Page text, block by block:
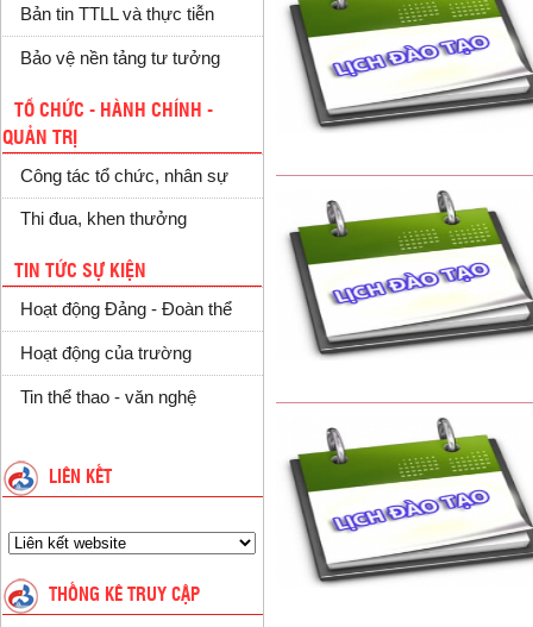
Bản tin TTLL và thực tiễn
Bảo vệ nền tảng tư tưởng
TỔ CHỨC - HÀNH CHÍNH -
QUẢN TRỊ
Công tác tổ chức, nhân sự
Thi đua, khen thưởng
TIN TỨC SỰ KIỆN
Hoạt động Đảng - Đoàn thể
Hoạt động của trường
Tin thể thao - văn nghệ
LIÊN KẾT
THỐNG KÊ TRUY CẬP